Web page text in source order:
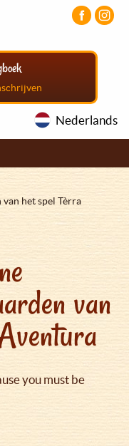
Nederlands
het spel Tèrra
van
you must be